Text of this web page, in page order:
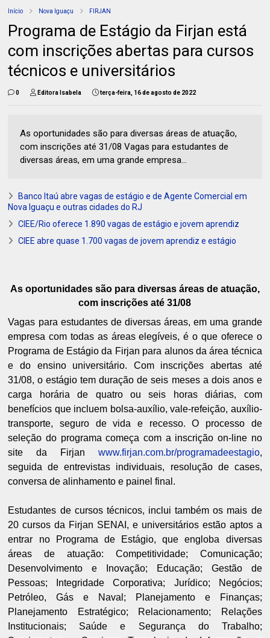
Início Nova Iguaçu FIRJAN
Programa de Estágio da Firjan está
com inscrições abertas para cursos
técnicos e universitários
0 Editora Isabela terça-feira, 16 de agosto de 2022
As oportunidades são para diversas áreas de atuação,
com inscrições até 31/08 Vagas para estudantes de
diversas áreas, em uma grande empresa...
Banco Itaú abre vagas de estágio e de Agente Comercial em
Nova Iguaçu e outras cidades do RJ
CIEE/Rio oferece 1.890 vagas de estágio e jovem aprendiz
CIEE abre quase 1.700 vagas de jovem aprendiz e estágio
As oportunidades são para diversas áreas de atuação,
com inscrições até 31/08
Vagas para estudantes de diversas áreas, em uma grande
empresa com todas as áreas elegíveis, é o que oferece o
Programa de Estágio da Firjan para alunos da área técnica
e do ensino universitário. Com inscrições abertas até
31/08, o estágio tem duração de seis meses a dois anos e
carga horária de quatro ou seis horas diárias, com
benefícios que incluem bolsa-auxílio, vale-refeição, auxílio-
transporte, seguro de vida e recesso. O processo de
seleção do programa começa com a inscrição on-line no
site da Firjan www.firjan.com.br/programadeestagio,
seguida de entrevistas individuais, resolução de cases,
conversa de alinhamento e painel final.
Estudantes de cursos técnicos, inclui também os mais de
20 cursos da Firjan SENAI, e universitários estão aptos a
entrar no Programa de Estágio, que engloba diversas
áreas de atuação: Competitividade; Comunicação;
Desenvolvimento e Inovação; Educação; Gestão de
Pessoas; Integridade Corporativa; Jurídico; Negócios;
Petróleo, Gás e Naval; Planejamento e Finanças;
Planejamento Estratégico; Relacionamento; Relações
Institucionais; Saúde e Segurança do Trabalho;